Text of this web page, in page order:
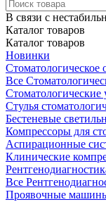
В связи с
Каталог товаров
Каталог товаров
Новинки
Стоматологическое
Все
Стоматологические
Стулья
Бестеневые
Компрессоры для
Аспирационные
Клинические
Все
Проявочные